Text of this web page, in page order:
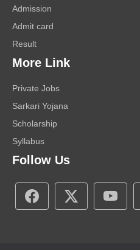
Admission
Admit card
Result
More Link
Private Jobs
Sarkari Yojana
Scholarship
Syllabus
Follow Us